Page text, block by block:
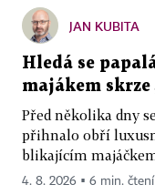
JAN KUBITA
Hledá se
majákem
Před několika dny
přihnalo obří
blikajícím
4. 8. 2026 ▪ 6 min. čtení